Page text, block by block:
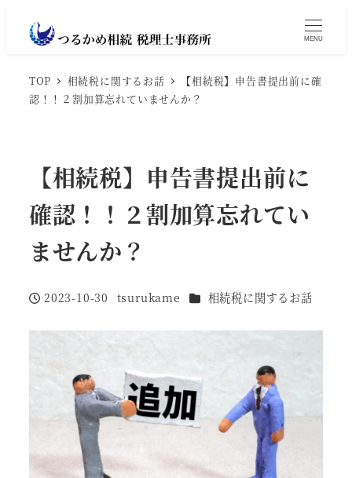
MENU
TOP 相続税に関するお話
【相続税】申告書提出前に確
認！！２割加算忘れていませんか？
【相続税】申告書提出前に
確認！！２割加算忘れてい
ませんか？
投稿日
2023-10-30
著
tsurukame カテゴリー
相続税に関するお話